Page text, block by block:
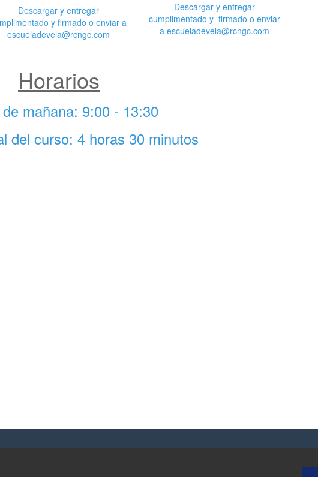
Descargar y entregar
y firmado o enviar a
escueladevela@rcngc.com
Descargar y entregar
cumplimentado y firmado o enviar
a escueladevela@rcngc.com
Horarios
mañana: 9:00 - 13:30
del curso: 4 horas 30 minutos